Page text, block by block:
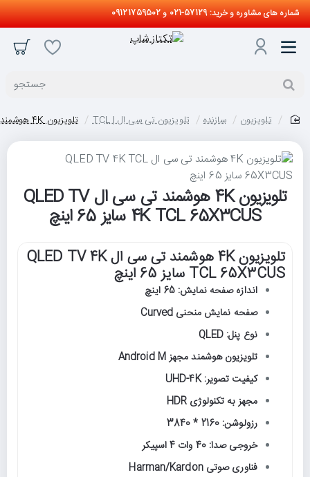
شماره های مشاوره و خرید: 57129-021 و 09121759502
جستجو
تلویزیون سازنده تلویزیون تی سی ال | TCL تلویزیون 4K هوشمند تی سی ال QLED TV 4K TCL 65X3CUS سایز 65 اینچ
تلویزیون 4K هوشمند تی سی ال QLED TV
4K TCL 65X3CUS سایز 65 اینچ
تلویزیون 4K هوشمند تی سی ال QLED TV 4K
TCL 65X3CUS سایز 65 اینچ
اندازه صفحه نمایش: 65 اینچ
صفحه نمایش منحنی Curved
نوع پنل: QLED
تلویزیون هوشمند مجهز Android M
کیفیت تصویر: UHD-4K
مجهز به تکنولوژی HDR
رزولوشن: 2160 * 3840
خروجی صدا: 40 وات 4 اسپیکر
فناوری صوتی Harman/Kardon